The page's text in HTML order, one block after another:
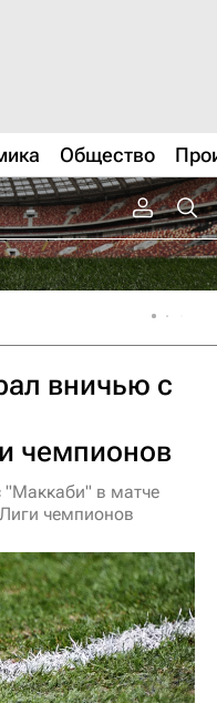
Общество
вничью с
чемпионов
в матче
чемпионов